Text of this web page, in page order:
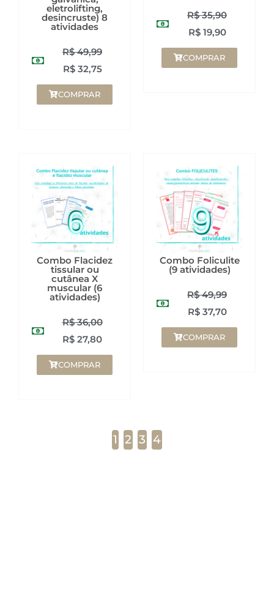
eletrolifting,
desincruste) 8
atividades
R$49,99
R$32,75
COMPRAR
R$35,90
R$19,90
COMPRAR
Combo Flacidez
tissular ou
cutânea X
muscular (6
atividades)
R$36,00
R$ 27,80
COMPRAR
Combo Foliculite
(9 atividades)
R$49,99
R$37,70
COMPRAR
1 2 3 4